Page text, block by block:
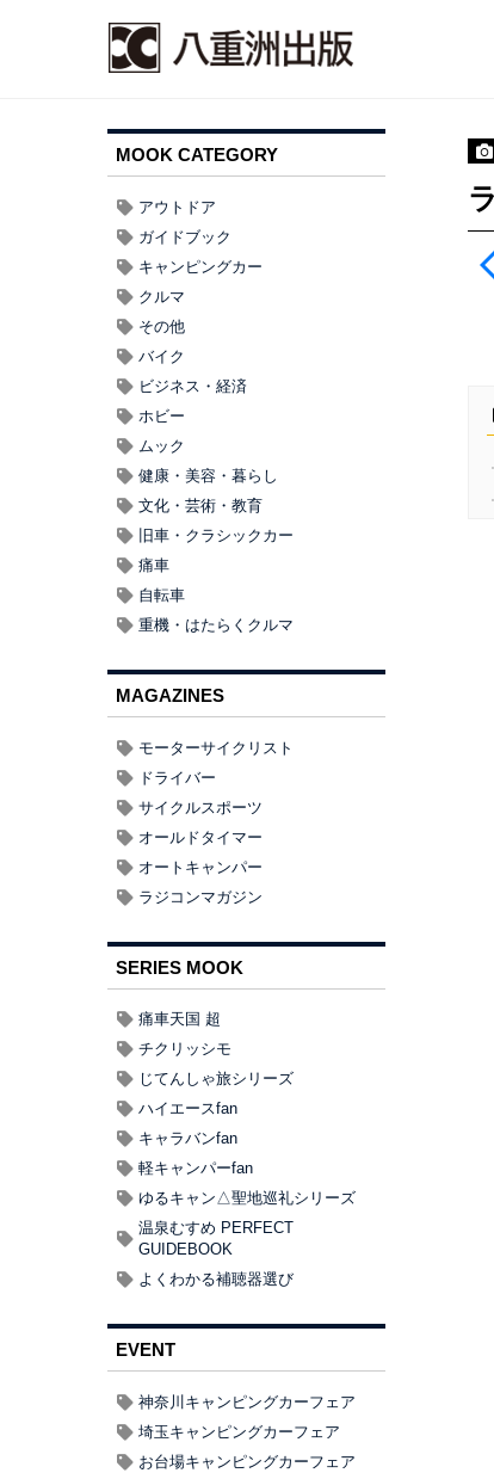
MOOK CATEGORY
アウトドア
ガイドブック
キャンピングカー
クルマ
その他
バイク
ビジネス・経済
ホビー
ムック
健康・美容・暮らし
文化・芸術・教育
旧車・クラシックカー
痛車
自転車
重機・はたらくクルマ
MAGAZINES
モーターサイクリスト
ドライバー
サイクルスポーツ
オールドタイマー
オートキャンパー
ラジコンマガジン
SERIES MOOK
痛車天国 超
チクリッシモ
じてんしゃ旅シリーズ
ハイエースfan
キャラバンfan
軽キャンパーfan
ゆるキャン△聖地巡礼シリーズ
温泉むすめ PERFECT
GUIDEBOOK
よくわかる補聴器選び
EVENT
神奈川キャンピングカーフェア
埼玉キャンピングカーフェア
お台場キャンピングカーフェア